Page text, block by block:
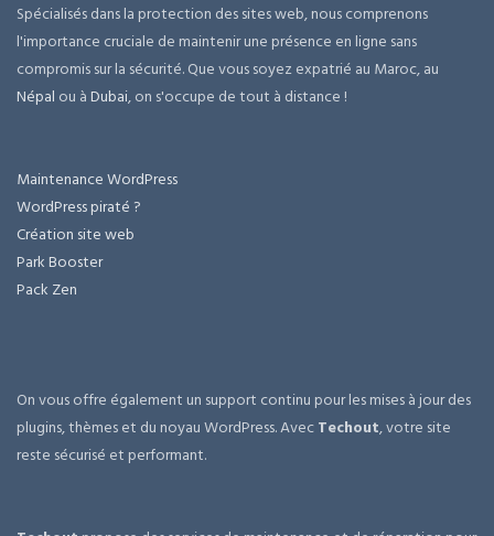
Spécialisés dans la protection des sites web, nous comprenons
l'importance cruciale de maintenir une présence en ligne sans
compromis sur la sécurité. Que vous soyez expatrié au Maroc, au
Népal ou àDubai, on s'occupe de tout à distance !
Maintenance WordPress
WordPress piraté ?
Création site web
Park Booster
Pack Zen
On vous offre également un support continu pour les mises à jour des
plugins, thèmes et du noyau WordPress. AvecTechout, votre site
reste sécurisé et performant.